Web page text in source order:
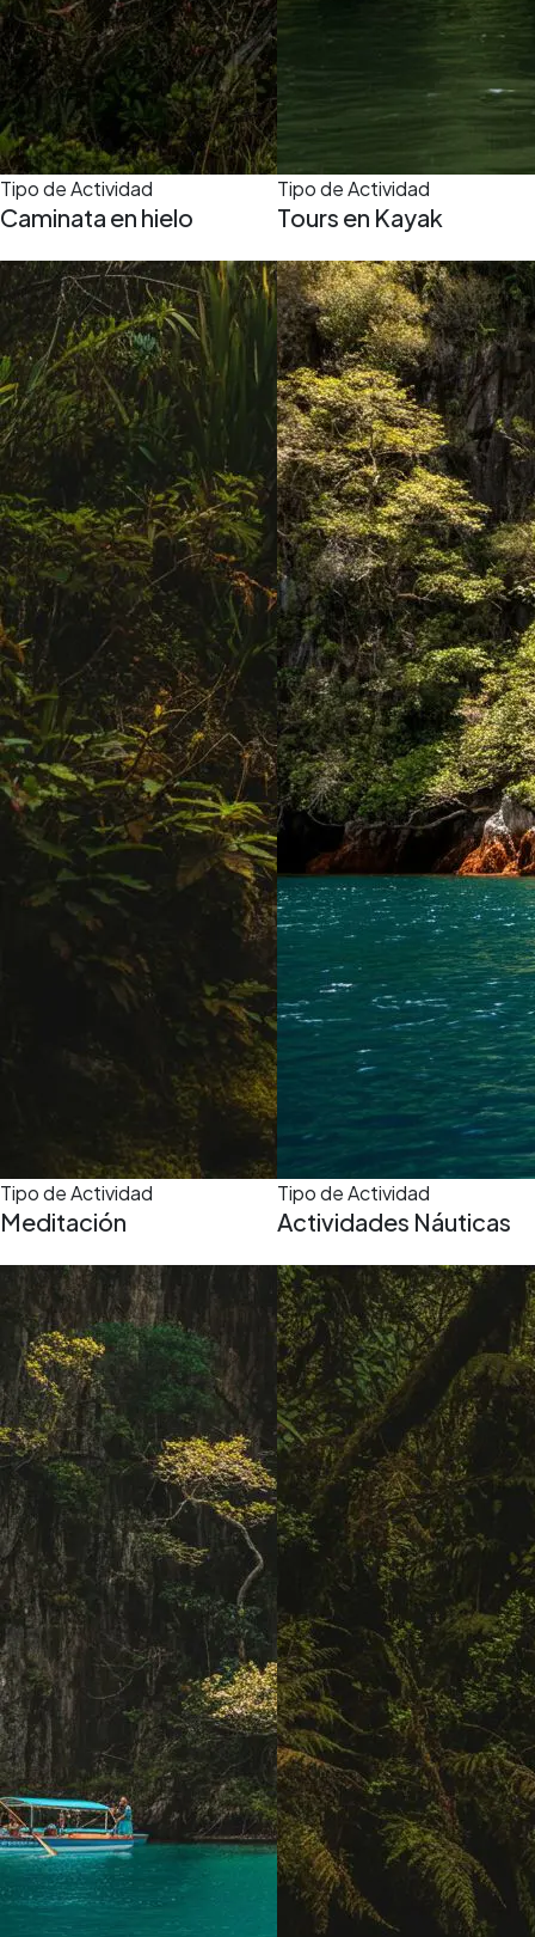
Tipo de Actividad
Caminata en hielo
Tipo de Actividad
Tours en Kayak
Tipo de Actividad
Meditación
Tipo de Actividad
Actividades Náuticas